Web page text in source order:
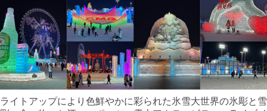
ライトアップにより色鮮やかに彩られた氷雪大世界の氷彫と雪